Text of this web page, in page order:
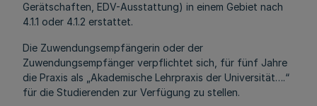
Gerätschaften, EDV-Ausstattung) in einem Gebiet nach
4.1.1 oder 4.1.2 erstattet.
Die Zuwendungsempfängerin oder der
Zuwendungsempfänger verpflichtet sich, für fünf Jahre
die Praxis als „Akademische Lehrpraxis der Universität….“
für die Studierenden zur Verfügung zu stellen.